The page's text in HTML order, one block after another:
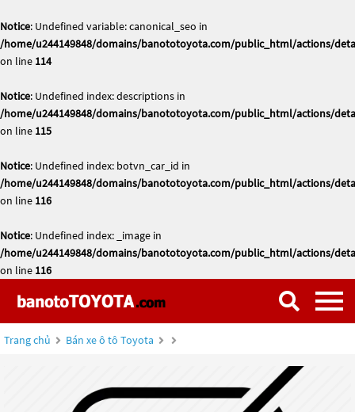
Notice: Undefined variable: canonical_seo in
/home/u244149848/domains/banototoyota.com/public_html/actions/
on line 114
Notice: Undefined index: descriptions in
/home/u244149848/domains/banototoyota.com/public_html/actions/
on line 115
Notice: Undefined index: botvn_car_id in
/home/u244149848/domains/banototoyota.com/public_html/actions/
on line 116
Notice: Undefined index: _image in
/home/u244149848/domains/banototoyota.com/public_html/actions/
on line 116
Trang chủ Bán xe ô tô Toyota